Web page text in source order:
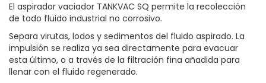
El aspirador vaciador TANKVAC SQ permite la recolección
de todo fluido industrial no corrosivo.
Separa virutas, lodos y sedimentos del fluido aspirado. La
impulsión se realiza ya sea directamente para evacuar
esta último, o a través de la filtración fina añadida para
llenar con el fluido regenerado.